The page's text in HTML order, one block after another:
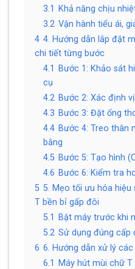
3.1
Khả năng chịu
3.2 Vận hành tiểu ái,
4 4. Hướng dẫn lắp đặt
chi tiết từng bước
4.1
Bước 1: Khảo sát
cụ
4.2 Bước 2: Xác định
4.3 Bước 3: Đặt ống
4.4 Bước 4: Treo thân
bằng
4.5 Bước 5: Tạo hình
4.6 Bước 6: Kiểm tra
5 5. Mẹo tối ưu hóa
T bền bỉ gấp đôi
5.1
Bật máy trước khi
5.2 Sử dụng đúng cấp
6 6. Hướng dẫn xử lý
6.1
Máy hút mùi chữ